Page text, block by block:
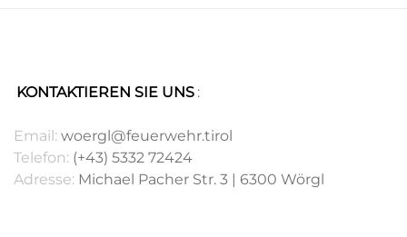
KONTAKTIEREN SIE UNS :
Email: woergl@feuerwehr.tirol
Telefon: (+43) 5332 72424
Adresse: Michael Pacher Str. 3 | 6300 Wörgl